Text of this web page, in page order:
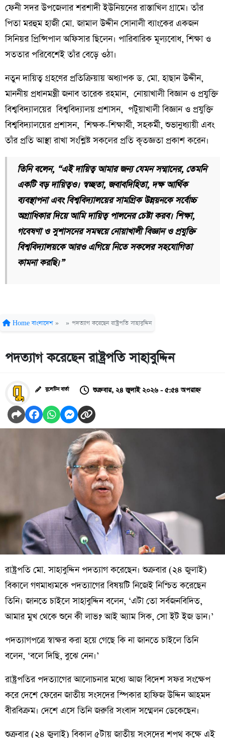
ফেনী সদর উপজেলার শরশাদী ইউনিয়নের রাস্তাখিল গ্রামে। তাঁর
পিতা মরহুম হাজী মো. জামাল উদ্দীন সোনালী ব্যাংকের একজন
সিনিয়র প্রিন্সিপাল অফিসার ছিলেন। পারিবারিক মূল্যবোধ, শিক্ষা ও
সততার পরিবেশেই তাঁর বেড়ে ওঠা।
নতুন দায়িত্ব গ্রহণের প্রতিক্রিয়ায় অধ্যাপক ড. মো. হাছান উদ্দীন,
মাননীয় প্রধানমন্ত্রী জনাব তারেক রহমান, নোয়াখালী বিজ্ঞান ও প্রযুক্তি
বিশ্ববিদ্যালয়ের বিশ্ববিদ্যালয় প্রশাসন, পটুয়াখালী বিজ্ঞান ও প্রযুক্তি
বিশ্ববিদ্যালয়ের প্রশাসন, শিক্ষক-শিক্ষার্থী, সহকর্মী, শুভানুধ্যায়ী এবং
তাঁর প্রতি আস্থা রাখা সংশ্লিষ্ট সকলের প্রতি কৃতজ্ঞতা প্রকাশ করেন।
তিনি বলেন, “এই দায়িত্ব আমার জন্য যেমন সম্মানের, তেমনি
একটি বড় দায়িত্বও। স্বচ্ছতা, জবাবদিহিতা, দক্ষ আর্থিক
ব্যবস্থাপনা এবং বিশ্ববিদ্যালয়ের সামগ্রিক উন্নয়নকে সর্বোচ্চ
অগ্রাধিকার দিয়ে আমি দায়িত্ব পালনের চেষ্টা করব। শিক্ষা,
গবেষণা ও সুশাসনের সমন্বয়ে নোয়াখালী বিজ্ঞান ও প্রযুক্তি
বিশ্ববিদ্যালয়কে আরও এগিয়ে নিতে সকলের সহযোগিতা
কামনা করছি।”
Home বাংলাদেশ » » পদত্যাগ করেছেন রাষ্ট্রপতি সাহাবুদ্দিন
পদত্যাগ করেছেন রাষ্ট্রপতি সাহাবুদ্দিন
বুলেটিন বার্তা শুক্রবার, ২৪ জুলাই ২০২৬ - ৫:৫৪ অপরাহ্ন
রাষ্ট্রপতি মো. সাহাবুদ্দিন পদত্যাগ করেছেন। শুক্রবার (২৪ জুলাই)
বিকালে গণমাধ্যমকে পদত্যাগের বিষয়টি নিজেই নিশ্চিত করেছেন
তিনি। জানতে চাইলে সাহাবুদ্দিন বলেন, ‘এটা তো সর্বজনবিদিত,
আমার মুখ থেকে শুনে কী লাভ? আই অ্যাম সিক, সো ইট ইজ ডান।’
পদত্যাগপত্রে স্বাক্ষর করা হয়ে গেছে কি না জানতে চাইলে তিনি
বলেন, ‘বলে দিছি, বুঝে নেন।’
রাষ্ট্রপতির পদত্যাগের আলোচনার মধ্যে আজ বিদেশ সফর সংক্ষেপ
করে দেশে ফেরেন জাতীয় সংসদের স্পিকার হাফিজ উদ্দিন আহমদ
বীরবিক্রম। দেশে এসে তিনি জরুরি সংবাদ সম্মেলন ডেকেছেন।
শুক্রবার (২৪ জুলাই) বিকাল ৫টায় জাতীয় সংসদের শপথ কক্ষে এই